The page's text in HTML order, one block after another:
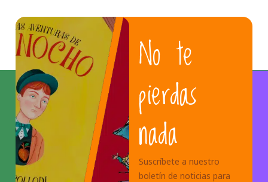
No te
pierdas
nada
Suscríbete a nuestro
boletín de noticias para